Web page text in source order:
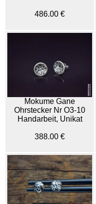
486.00 €
Mokume Gane
Ohrstecker Nr O3-10
Handarbeit, Unikat
388.00 €